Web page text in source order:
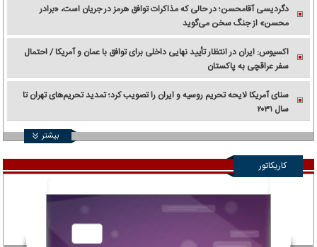
دگردیسی آقامحسن؛ در حالی که مذاکرات توافق هرمز در جریان است، «برادر
محسن» از جنگ سخن می‌گوید
اکسیوس: ایران در انتظار تأیید نهایی داخلی برای توافق با عمان و آمریکا / احتمال
سفر عراقچی به پاکستان
سنای آمریکا لایحه تحریم روسیه و ایران را تصویب کرد؛ تمدید تحریم‌های تهران تا
سال ۲۰۳۱
بیشتر
کاریکاتور